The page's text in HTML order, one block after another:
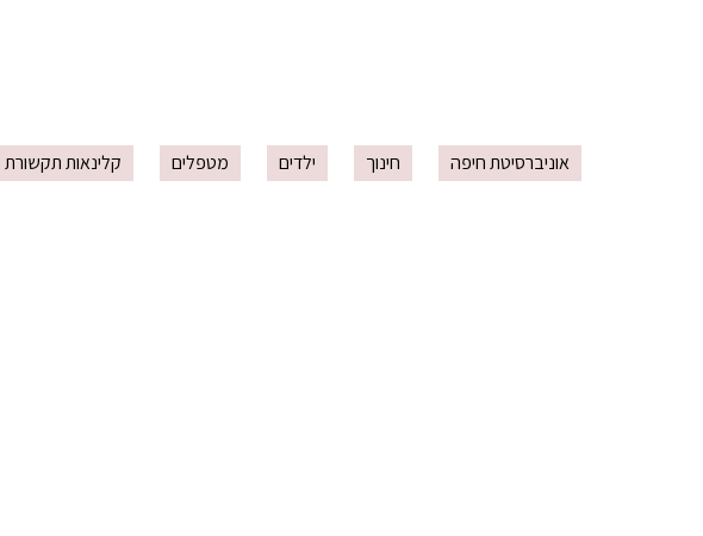
אוניברסיטת חיפה חינוך ילדים מטפלים קלינאות תקשורת